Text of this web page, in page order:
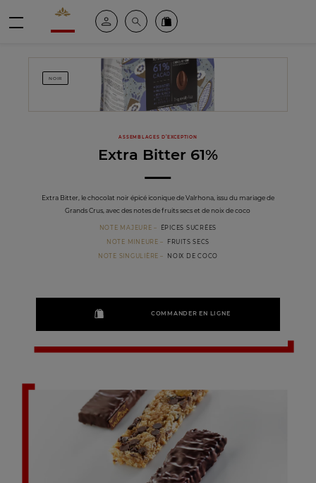
Valrhona - Imaginons le meilleur du chocolat
Espace clientRechercheCommandez en ligne
NOIR
ASSEMBLAGES D’EXCEPTION
Extra Bitter 61%
Extra Bitter, le chocolat noir épicé iconique de Valrhona, issu du mariage de
Grands Crus, avec des notes de fruits secs et de noix de coco
NOTE MAJEURE ÉPICES SUCRÉES
NOTE MINEURE FRUITS SECS
NOTE SINGULIÈRE NOIX DE COCO
COMMANDER EN LIGNE